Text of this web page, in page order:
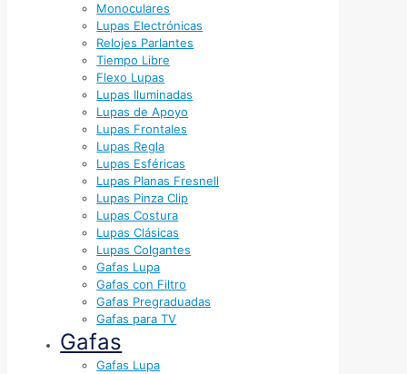
Monoculares
Lupas Electrónicas
Relojes Parlantes
Tiempo Libre
Flexo Lupas
Lupas Iluminadas
Lupas de Apoyo
Lupas Frontales
Lupas Regla
Lupas Esféricas
Lupas Planas Fresnell
Lupas Pinza Clip
Lupas Costura
Lupas Clásicas
Lupas Colgantes
Gafas Lupa
Gafas con Filtro
Gafas Pregraduadas
Gafas para TV
Gafas
Gafas Lupa